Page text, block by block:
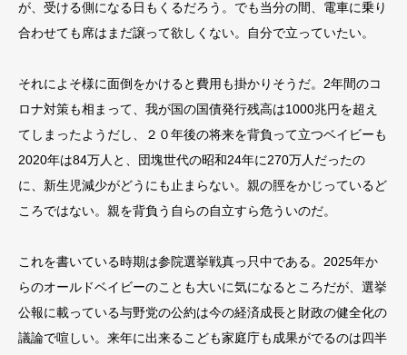
が、受ける側になる日もくるだろう。でも当分の間、電車に乗り
合わせても席はまだ譲って欲しくない。自分で立っていたい。
それによそ様に面倒をかけると費用も掛かりそうだ。2年間のコ
ロナ対策も相まって、我が国の国債発行残高は1000兆円を超え
てしまったようだし、２０年後の将来を背負って立つベイビーも
2020年は84万人と、団塊世代の昭和24年に270万人だったの
に、新生児減少がどうにも止まらない。親の脛をかじっているど
ころではない。親を背負う自らの自立すら危ういのだ。
これを書いている時期は参院選挙戦真っ只中である。2025年か
らのオールドベイビーのことも大いに気になるところだが、選挙
公報に載っている与野党の公約は今の経済成長と財政の健全化の
議論で喧しい。来年に出来るこども家庭庁も成果がでるのは四半